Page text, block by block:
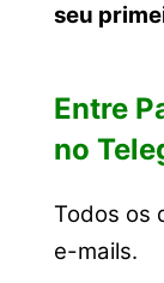
seu
Entre
no
Todos os
e-mails.